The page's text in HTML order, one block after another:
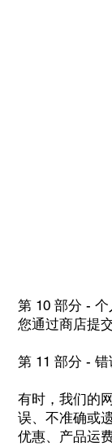
第 10 部分 - 个
您通过商店提
第 11 部分 -
有时，我们的
误、不准确或
优惠、产品运